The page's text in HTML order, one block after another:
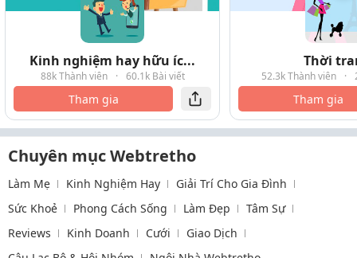
Kinh nghiệm hay hữu íc...
88k Thành viên · 60.1k Bài viết
Tham gia
Thời
52.3k Thành viên ·
Tham gia
Chuyên mục Webtretho
Làm Mẹ Kinh Nghiệm Hay
Giải Trí Cho Gia Đình
Sức Khoẻ
Phong Cách Sống Làm Đẹp
Tâm Sự
Reviews
Kinh Doanh Cưới
Giao Dịch